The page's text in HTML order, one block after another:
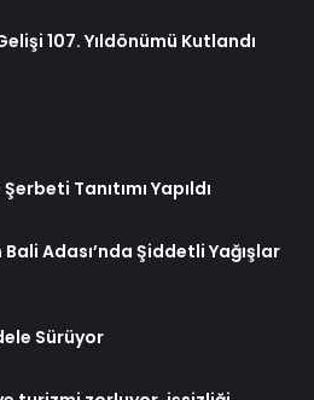
107. Yıldönümü Kutlandı
Tanıtımı Yapıldı
Bali Adası’nda Şiddetli Yağışlar
Sürüyor